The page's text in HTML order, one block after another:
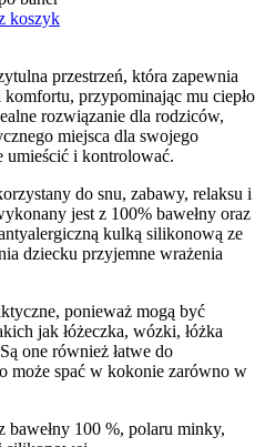
koszyk
przestrzeń, która zapewnia
przypominając mu ciepło
rozwiązanie dla rodziców,
miejsca dla swojego
umieścić i kontrolować.
do snu, zabawy, relaksu i
jest z 100% bawełny oraz
kulką silikonową ze
dziecku przyjemne wrażenia
ponieważ mogą być
jak łóżeczka, wózki, łóżka
one również łatwe do
może spać w kokonie zarówno w
bawełny 100 %, polaru minky,